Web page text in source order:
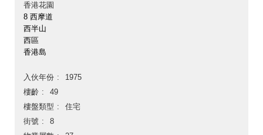
香港花園
8 西摩道
西半山
西區
香港島
入伙年份
1975
樓齡
49
樓盤類型
住宅
街號
8